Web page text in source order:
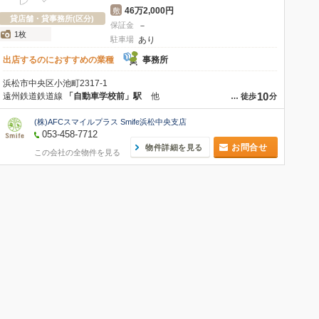
貸店舗・貸事務所(区分)
1枚
敷 46万2,000円
保証金 －
駐車場 あり
出店するのにおすすめの業種
事務所
浜松市中央区小池町2317-1
… 徒歩10分
遠州鉄道鉄道線 「自動車学校前」駅 他
(株)AFCスマイルプラス Smife浜松中央支店
053-458-7712
この会社の全物件を見る
物件詳細を見る お問合せ